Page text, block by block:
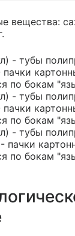
вещества:
- тубы
по бокам
- тубы
по бокам
- тубы
пачки
по бокам